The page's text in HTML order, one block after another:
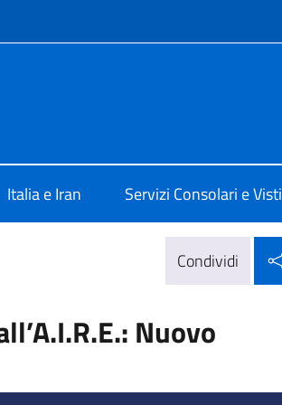
Italia e Iran Servizi Consolari e Visti
Condividi
Nuovo